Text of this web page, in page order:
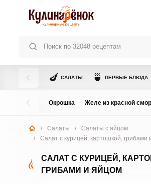
🍆 САЛАТЫ 🍵 ПЕРВЫЕ БЛЮДА
Окрошка Желе из красной
/ Салаты /
Салаты с яйцом
/
Салат с курицей, картошкой, грибами
САЛАТ С КУРИЦЕЙ,
ГРИБАМИ И ЯЙЦОМ